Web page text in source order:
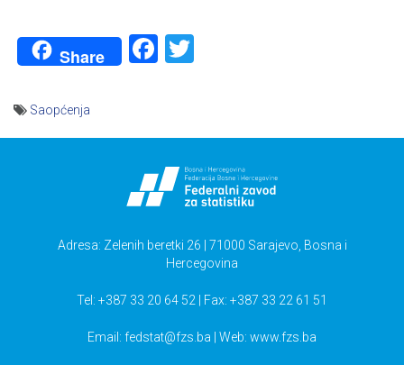
Share Facebook
Saopćenja
Adresa: Zelenih beretki 26 | 71000 Sarajevo, Bosna i
Hercegovina
Tel: +387 33 20 64 52 | Fax: +387 33 22 61 51
Email: fedstat@fzs.ba | Web: www.fzs.ba